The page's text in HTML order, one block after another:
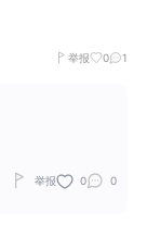
举报 0 1
举报 0 0